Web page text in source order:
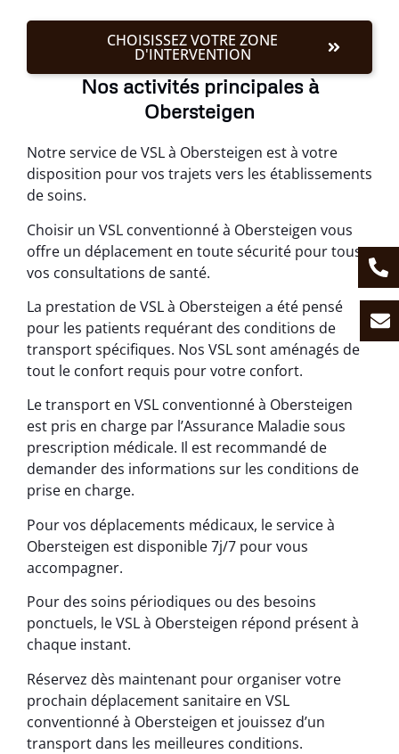
CHOISISSEZ VOTRE ZONE
D'INTERVENTION
Nos activités principales à
Obersteigen
Notre service de VSL à Obersteigen est à votre
disposition pour vos trajets vers les établissements
de soins.
Choisir un VSL conventionné à Obersteigen vous
offre un déplacement en toute sécurité pour tous
vos consultations de santé.
La prestation de VSL à Obersteigen a été pensé
pour les patients requérant des conditions de
transport spécifiques. Nos VSL sont aménagés de
tout le confort requis pour votre confort.
Le transport en VSL conventionné à Obersteigen
est pris en charge par l’Assurance Maladie sous
prescription médicale. Il est recommandé de
demander des informations sur les conditions de
prise en charge.
Pour vos déplacements médicaux, le service à
Obersteigen est disponible 7j/7 pour vous
accompagner.
Pour des soins périodiques ou des besoins
ponctuels, le VSL à Obersteigen répond présent à
chaque instant.
Réservez dès maintenant pour organiser votre
prochain déplacement sanitaire en VSL
conventionné à Obersteigen et jouissez d’un
transport dans les meilleures conditions.